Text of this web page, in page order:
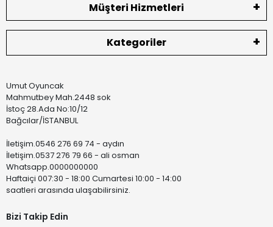
Müşteri Hizmetleri
Kategoriler
Umut Oyuncak
Mahmutbey Mah.2448 sok
İstoç 28.Ada No:10/12
Bağcılar/İSTANBUL
İletişim.0546 276 69 74 - aydın
İletişim.0537 276 79 66 - ali osman
Whatsapp.0000000000
Haftaiçi 007:30 - 18:00 Cumartesi 10:00 - 14:00
saatleri arasında ulaşabilirsiniz.
Bizi Takip Edin